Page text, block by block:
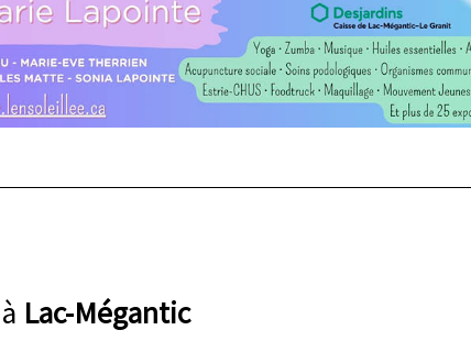
Lac-Mégantic